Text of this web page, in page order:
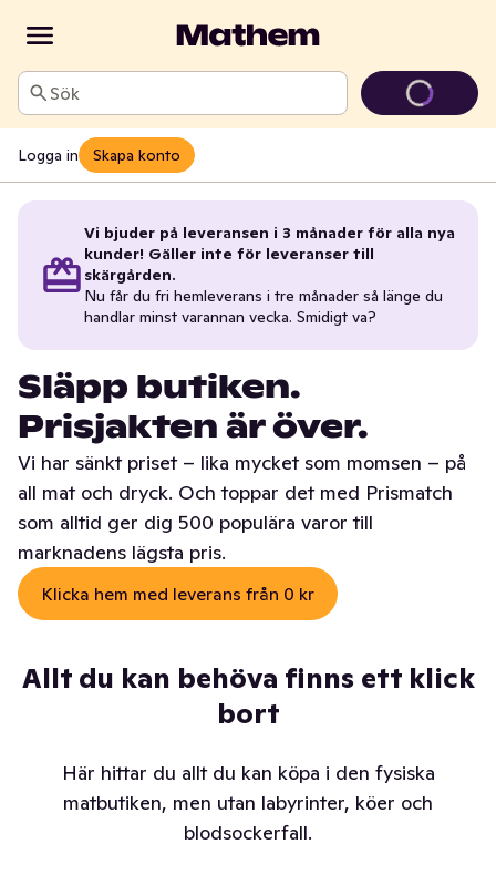
Sök
Logga in Skapa konto
Vi bjuder på leveransen i 3 månader för alla nya
kunder! Gäller inte för leveranser till
skärgården.
Nu får du fri hemleverans i tre månader så länge du
handlar minst varannan vecka. Smidigt va?
Släpp butiken.
Prisjakten är över.
Vi har sänkt priset – lika mycket som momsen – på
all mat och dryck. Och toppar det med Prismatch
som alltid ger dig 500 populära varor till
marknadens lägsta pris.
Klicka hem med leverans från 0 kr
Allt du kan behöva finns ett klick
bort
Här hittar du allt du kan köpa i den fysiska
matbutiken, men utan labyrinter, köer och
blodsockerfall.